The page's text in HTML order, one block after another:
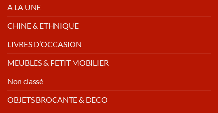
A LA UNE
CHINE & ETHNIQUE
LIVRES D’OCCASION
MEUBLES & PETIT MOBILIER
Non classé
OBJETS BROCANTE & DECO